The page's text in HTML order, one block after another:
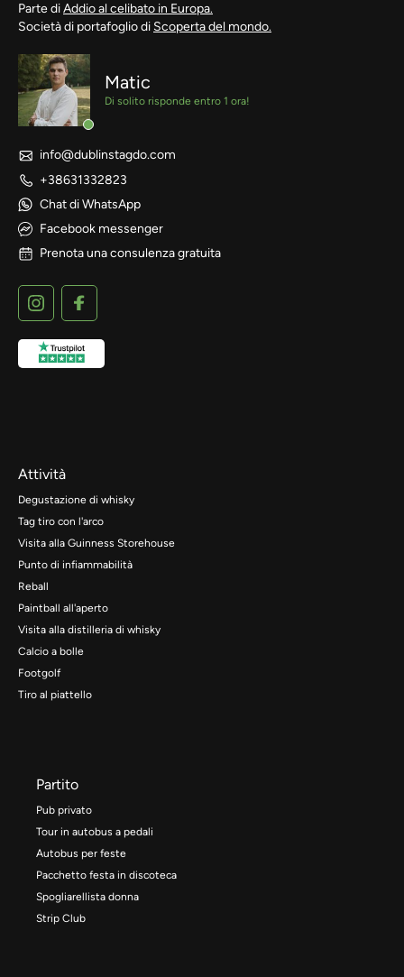
Parte diAddio al celibato in Europa.
Società di portafoglio di Scoperta del mondo.
Matic
Di solito risponde entro 1 ora!
info@dublinstagdo.com
+38631332823
Chat di WhatsApp
Facebook messenger
Prenota una consulenza gratuita
Attività
Degustazione di whisky
Tag tiro con l'arco
Visita alla Guinness Storehouse
Punto di infiammabilità
Reball
Paintball all'aperto
Visita alla distilleria di whisky
Calcio a bolle
Footgolf
Tiro al piattello
Partito
Pub privato
Tour in autobus a pedali
Autobus per feste
Pacchetto festa in discoteca
Spogliarellista donna
Strip Club